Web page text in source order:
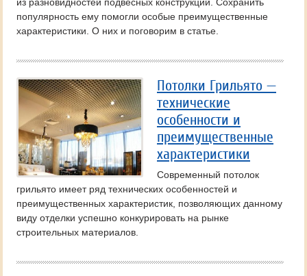
популярность ему помогли особые преимущественные
характеристики. О них и поговорим в статье.
Потолки Грильято —
технические
особенности и
преимущественные
характеристики
Современный потолок
грильято имеет ряд технических особенностей и
преимущественных характеристик, позволяющих данному
виду отделки успешно конкурировать на рынке
строительных материалов.